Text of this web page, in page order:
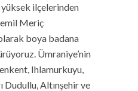
ilçelerinden
Meriç
boya badana
Ümraniye’nin
Ihlamurkuyu,
Dudullu, Altınşehir ve